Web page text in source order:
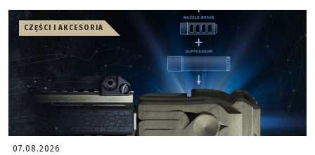
CZĘŚCI I AKCESORIA
07.08.2026